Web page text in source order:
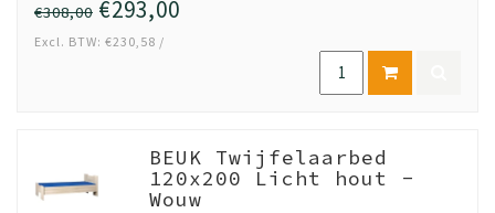
€308,00 €293,00
Excl. BTW: €230,58 /
BEUK Twijfelaarbed
120x200 Licht hout -
Wouw